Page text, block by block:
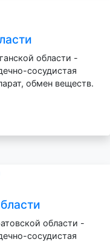
области -
сосудистая
обмен веществ.
области -
сосудистая